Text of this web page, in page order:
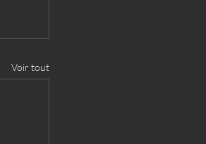
Voir tout